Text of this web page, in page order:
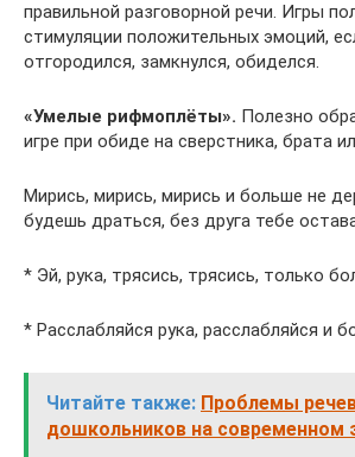
правильной разговорной речи. Игры
стимуляции положительных эмоций,
отгородился, замкнулся, обиделся.
«Умелые рифмоплёты». Полезно
игре при обиде на сверстника, брата
Мирись, мирись, мирись и больше не
будешь драться, без друга тебе
* Эй, рука, трясись, трясись, только
* Расслабляйся рука, расслабляйся и
Читайте также: Проблемы
дошкольников на современном